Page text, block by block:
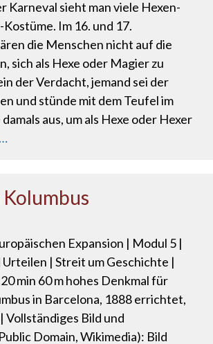
Karneval sieht man viele Hexen-
Im 16. und 17.
die Menschen nicht auf die
sich als Hexe oder Magier zu
der Verdacht, jemand sei der
und stünde mit dem Teufel im
aus, um als Hexe oder Hexer
Expansion | Modul 5 |
| Streit um Geschichte |
min 60 m hohes Denkmal für
in Barcelona, 1888 errichtet,
Vollständiges Bild und
Domain, Wikimedia): Bild